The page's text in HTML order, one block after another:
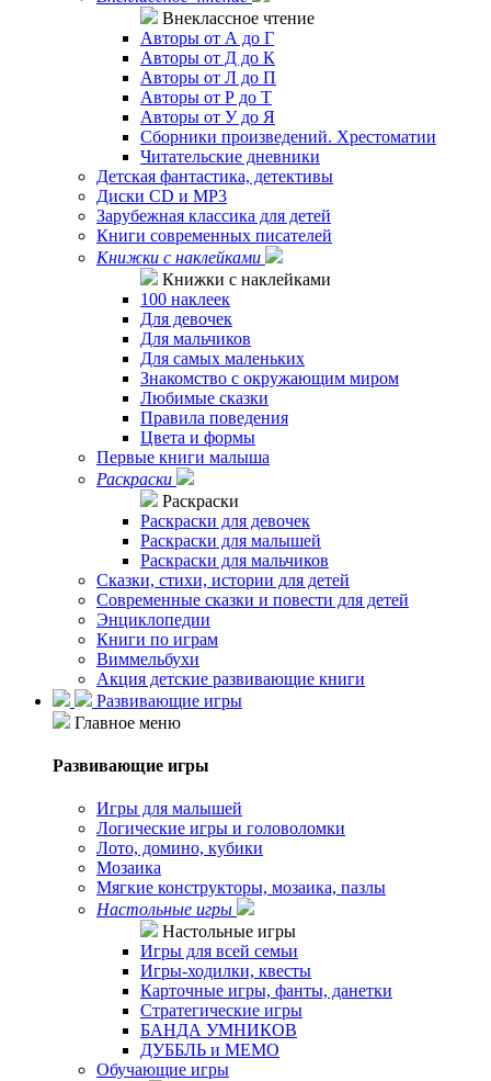
Внеклассное чтение
Авторы от А до Г
Авторы от Д до К
Авторы от Л до П
Авторы от Р до Т
Авторы от У до Я
Сборники произведений. Хрестоматии
Читательские дневники
Детская фантастика, детективы
Диски CD и MP3
Зарубежная классика для детей
Книги современных писателей
Книжки с наклейками
Книжки с наклейками
100 наклеек
Для девочек
Для мальчиков
Для самых маленьких
Знакомство с окружающим миром
Любимые сказки
Правила поведения
Цвета и формы
Первые книги малыша
Раскраски
Раскраски
Раскраски для девочек
Раскраски для малышей
Раскраски для мальчиков
Сказки, стихи, истории для детей
Современные сказки и повести для детей
Энциклопедии
Книги по играм
Виммельбухи
Акция детские развивающие книги
Развивающие игры
Главное меню
Развивающие игры
Игры для малышей
Логические игры и головоломки
Лото, домино, кубики
Мозаика
Мягкие конструкторы, мозаика, пазлы
Настольные игры
Настольные игры
Игры для всей семьи
Игры-ходилки, квесты
Карточные игры, фанты, данетки
Стратегические игры
БАНДА УМНИКОВ
ДУББЛЬ и МЕМО
Обучающие игры